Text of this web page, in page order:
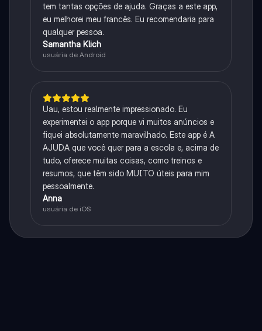
tem tantas opções de ajuda. Graças a este app,
eu melhorei meu francês. Eu recomendaria para
qualquer pessoa.
Samantha Klich
usuária de Android
Uau, estou realmente impressionado. Eu
experimentei o app porque vi muitos anúncios e
fiquei absolutamente maravilhado. Este app é A
AJUDA que você quer para a escola e, acima de
tudo, oferece muitas coisas, como treinos e
resumos, que têm sido MUITO úteis para mim
pessoalmente.
Anna
usuária de iOS